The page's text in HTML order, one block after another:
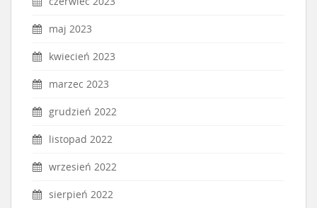
maj 2023
kwiecień 2023
marzec 2023
grudzień 2022
listopad 2022
wrzesień 2022
sierpień 2022